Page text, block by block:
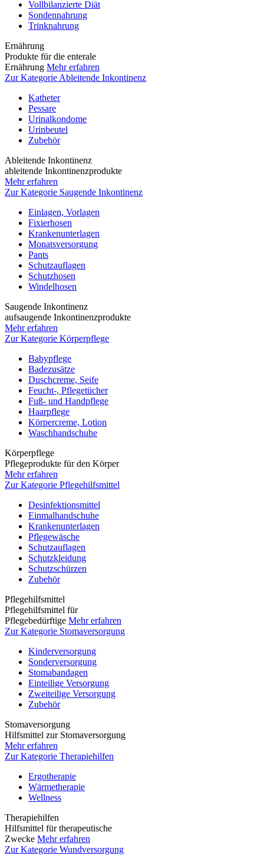
Vollbilanzierte Diät
Sondennahrung
Trinknahrung
Ernährung
Produkte für die enterale
Ernährung Mehr erfahren
Zur Kategorie Ableitende Inkontinenz
Katheter
Pessare
Urinalkondome
Urinbeutel
Zubehör
Ableitende Inkontinenz
ableitende Inkontinenzprodukte
Mehr erfahren
Zur Kategorie Saugende Inkontinenz
Einlagen, Vorlagen
Fixierhosen
Krankenunterlagen
Monatsversorgung
Pants
Schutzauflagen
Schutzhosen
Windelhosen
Saugende Inkontinenz
aufsaugende Inkontinenzprodukte
Mehr erfahren
Zur Kategorie Körperpflege
Babypflege
Badezusätze
Duschcreme, Seife
Feucht-, Pflegetücher
Fuß- und Handpflege
Haarpflege
Körpercreme, Lotion
Waschhandschuhe
Körperpflege
Pflegeprodukte für den Körper
Mehr erfahren
Zur Kategorie Pflegehilfsmittel
Desinfektionsmittel
Einmalhandschuhe
Krankenunterlagen
Pflegewäsche
Schutzauflagen
Schutzkleidung
Schutzschürzen
Zubehör
Pflegehilfsmittel
Pflegehilfsmittel für
Pflegebedürftige Mehr erfahren
Zur Kategorie Stomaversorgung
Kinderversorgung
Sonderversorgung
Stomabandagen
Einteilige Versorgung
Zweiteilige Versorgung
Zubehör
Stomaversorgung
Hilfsmittel zur Stomaversorgung
Mehr erfahren
Zur Kategorie Therapiehilfen
Ergotherapie
Wärmetherapie
Wellness
Therapiehilfen
Hilfsmittel für therapeutische
Zwecke Mehr erfahren
Zur Kategorie Wundversorgung